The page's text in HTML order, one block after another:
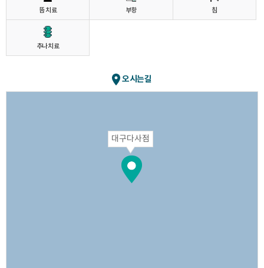
뜸 치료 부항 침
추나치료
오시는길
대구다사점